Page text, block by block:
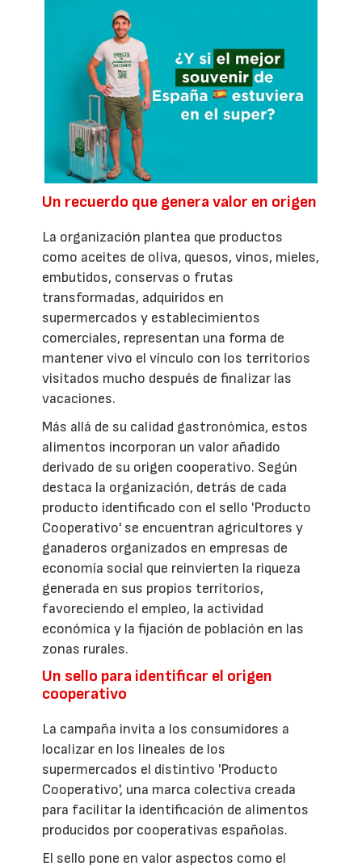
Un recuerdo que genera valor en origen
La organización plantea que productos
como aceites de oliva, quesos, vinos, mieles,
embutidos, conservas o frutas
transformadas, adquiridos en
supermercados y establecimientos
comerciales, representan una forma de
mantener vivo el vínculo con los territorios
visitados mucho después de finalizar las
vacaciones.
Más allá de su calidad gastronómica, estos
alimentos incorporan un valor añadido
derivado de su origen cooperativo. Según
destaca la organización, detrás de cada
producto identificado con el sello 'Producto
Cooperativo' se encuentran agricultores y
ganaderos organizados en empresas de
economía social que reinvierten la riqueza
generada en sus propios territorios,
favoreciendo el empleo, la actividad
económica y la fijación de población en las
zonas rurales.
Un sello para identificar el origen
cooperativo
La campaña invita a los consumidores a
localizar en los lineales de los
supermercados el distintivo 'Producto
Cooperativo', una marca colectiva creada
para facilitar la identificación de alimentos
producidos por cooperativas españolas.
El sello pone en valor aspectos como el